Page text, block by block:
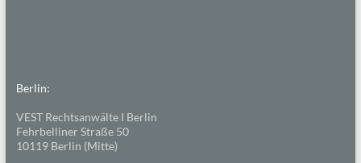
Berlin:
VEST Rechtsanwälte I Berlin
Fehrbelliner Straße 50
10119 Berlin (Mitte)